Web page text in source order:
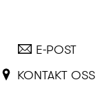
E-POST
KONTAKT OSS